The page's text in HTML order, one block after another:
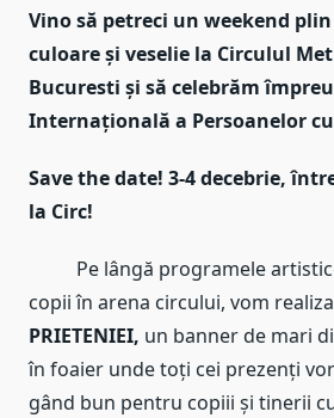
Vino să petreci un weekend
culoare și veselie la Circulul
Bucuresti și să celebrăm
Internațională a Persoanelor
Save the date! 3-4 decebrie,
la Circ!
Pe lângă programele
copii în arena circului, vom
PRIETENIEI, un banner de mari
în foaier unde toți cei prezenți
gând bun pentru copiii și tinerii